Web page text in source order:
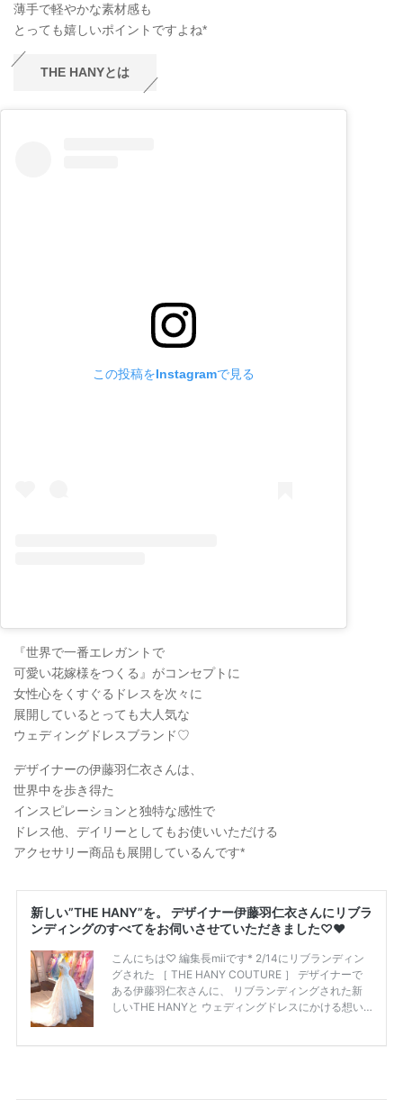
薄手で軽やかな素材感も
とっても嬉しいポイントですよね*
THE HANYとは
この投稿をInstagramで見る
『世界で一番エレガントで
可愛い花嫁様をつくる』がコンセプトに
女性心をくすぐるドレスを次々に
展開しているとっても大人気な
ウェディングドレスブランド♡
デザイナーの伊藤羽仁衣さんは、
世界中を歩き得た
インスピレーションと独特な感性で
ドレス他、デイリーとしてもお使いいただける
アクセサリー商品も展開しているんです*